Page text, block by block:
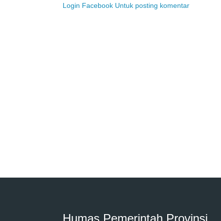
Login Facebook Untuk posting komentar